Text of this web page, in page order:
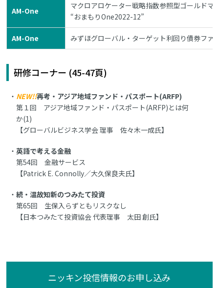
AM-One
マクロアロケーター戦略指数参照型ゴールド
“おまもりOne2022-12”
AM-One みずほグローバル・ターゲット利回り債券ファ
研修コーナー (45-47頁)
NEW!!再考・アジア地域ファンド・パスポート(ARFP)
第１回 アジア地域ファンド・パスポート(ARFP)とは何
か(1)
【グローバルビジネス学会 理事 佐々木一成氏】
英語で考える金融
第54回 金融サービス
【Patrick E. Connolly／大久保良夫氏】
続・温故知新のつみたて投資
第65回 生保入らずともリスクなし
【日本つみたて投資協会 代表理事 太田 創氏】
ニッキン投信情報のお申し込み